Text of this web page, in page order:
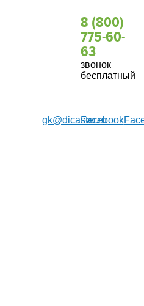
8 (800)
775-60-
63
звонок
бесплатный
gk@dicaster.ru
Facebook